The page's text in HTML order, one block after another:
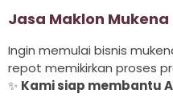
Jasa Maklon Mukena
Ingin memulai bisnis
repot memikirkan proses
✨ Kami siap membantu